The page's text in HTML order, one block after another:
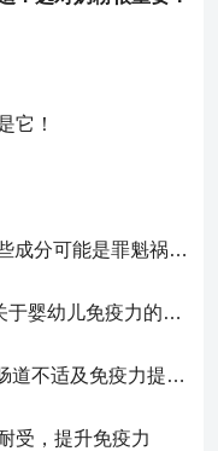
它！
宝宝胃肠道不适？奶粉中的这些成分可能是罪魁祸首！
宝宝总生病就是免疫力低下？关于婴幼儿免疫力的真相，家长必须了解！
宝宝喂养难题：奶粉喂养与胃肠道不适及免疫力提升的奥秘
受，提升免疫力